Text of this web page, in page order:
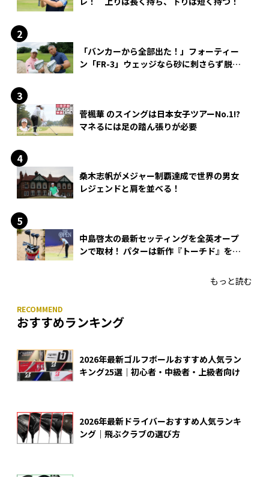
「バンカーから全部出た！」フォーティー
ン「FR-3」ウェッジなら砂に刺さらず脱出
菅楓華 のスイングは日本女子ツアーNo.1!?
マネるには足の踏ん張りが必要
桑木志帆がメジャー制覇達成で世界の男女
レジェンドと肩を並べる！
中島啓太の最新セッティングを全英オープ
ンで取材！ パターは新作『トーチド』を投
もっと読む
おすすめランキング
2026年最新ゴルフボールおすすめ人気ラン
キング25選｜初心者・中級者・上級者向け
2026年最新ドライバーおすすめ人気ランキ
ング｜飛ぶクラブの選び方